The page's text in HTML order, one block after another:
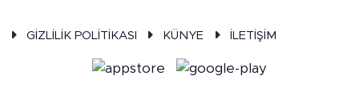
GİZLİLİK POLİTİKASI KÜNYE İLETİŞİM